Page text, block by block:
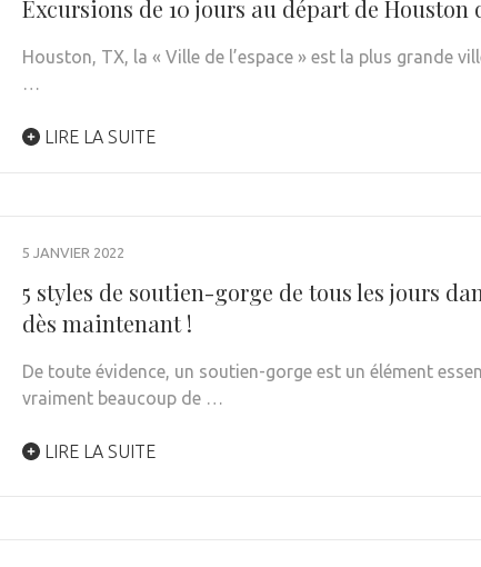
Excursions de 10 jours au départ de Houston
Houston, TX, la « Ville de l’espace » est la plus grande
…
LIRE LA SUITE
5 JANVIER 2022
5 styles de soutien-gorge de tous les jours
dès maintenant !
De toute évidence, un soutien-gorge est un élément
vraiment beaucoup de …
LIRE LA SUITE